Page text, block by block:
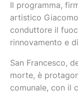
Il programma,
artistico
conduttore il
rinnovamento e
San Francesco,
morte, è
comunale, con il